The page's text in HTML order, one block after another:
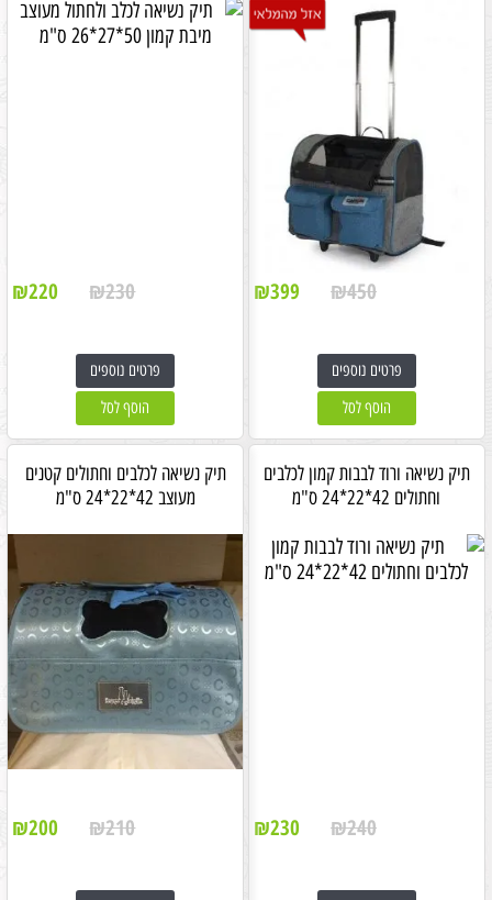
₪450
₪399
פרטים נוספים
הוסף לסל
₪230
₪220
פרטים נוספים
הוסף לסל
תיק נשיאה ורוד לבבות קמון לכלבים
וחתולים 42*22*24 ס"מ
₪240
₪230
תיק נשיאה לכלבים וחתולים קטנים
מעוצב 42*22*24 ס"מ
₪210
₪200